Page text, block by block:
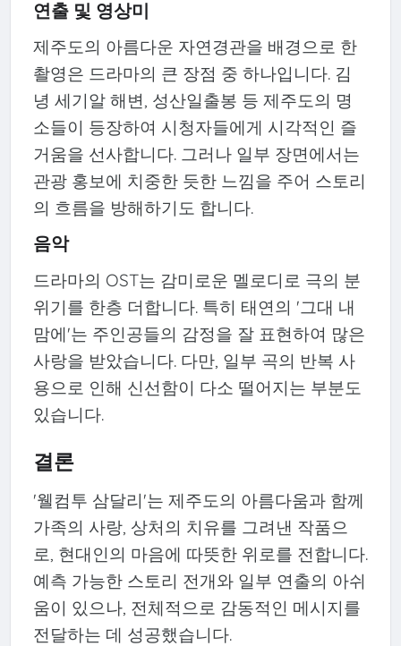
연출 및 영상미
제주도의 아름다운 자연경관을 배경으로 한
촬영은 드라마의 큰 장점 중 하나입니다. 김
녕 세기알 해변, 성산일출봉 등 제주도의 명
소들이 등장하여 시청자들에게 시각적인 즐
거움을 선사합니다. 그러나 일부 장면에서는
관광 홍보에 치중한 듯한 느낌을 주어 스토리
의 흐름을 방해하기도 합니다.
음악
드라마의 OST는 감미로운 멜로디로 극의 분
위기를 한층 더합니다. 특히 태연의 '그대 내
맘에'는 주인공들의 감정을 잘 표현하여 많은
사랑을 받았습니다. 다만, 일부 곡의 반복 사
용으로 인해 신선함이 다소 떨어지는 부분도
있습니다.
결론
'웰컴투 삼달리'는 제주도의 아름다움과 함께
가족의 사랑, 상처의 치유를 그려낸 작품으
로, 현대인의 마음에 따뜻한 위로를 전합니다.
예측 가능한 스토리 전개와 일부 연출의 아쉬
움이 있으나, 전체적으로 감동적인 메시지를
전달하는 데 성공했습니다.